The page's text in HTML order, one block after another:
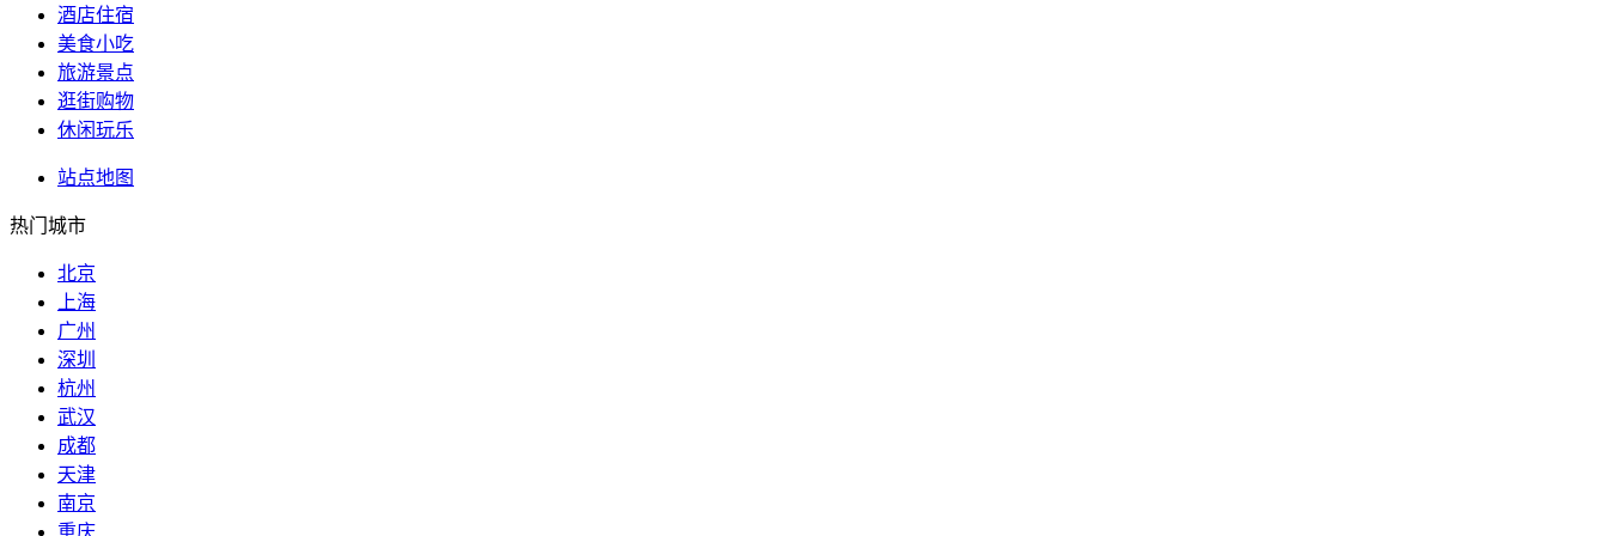
酒店住宿
美食小吃
旅游景点
逛街购物
休闲玩乐
站点地图
热门城市
北京
上海
广州
深圳
杭州
武汉
成都
天津
南京